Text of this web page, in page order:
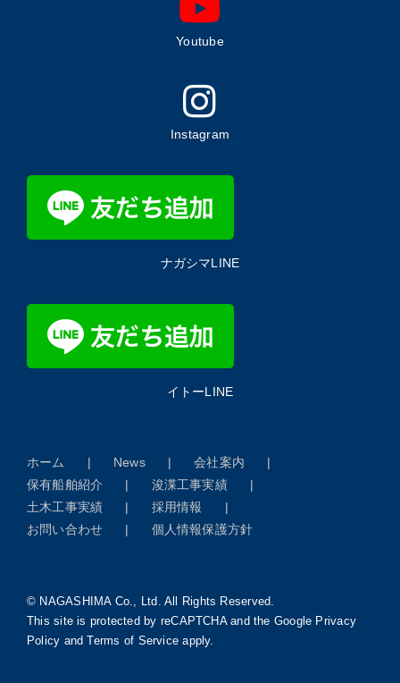
Youtube
Instagram
ナガシマLINE
イトーLINE
ホーム News
会社案内
保有船舶紹介
浚渫工事実績
土木工事実績
採用情報
お問い合わせ
個人情報保護方針
© NAGASHIMA Co., Ltd. All Rights Reserved.
This site is protected by reCAPTCHA and the Google Privacy
Policy andTerms of Service apply.